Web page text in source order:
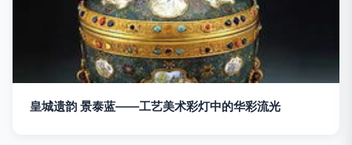
皇城遗韵 景泰蓝——工艺美术彩灯中的华彩流光